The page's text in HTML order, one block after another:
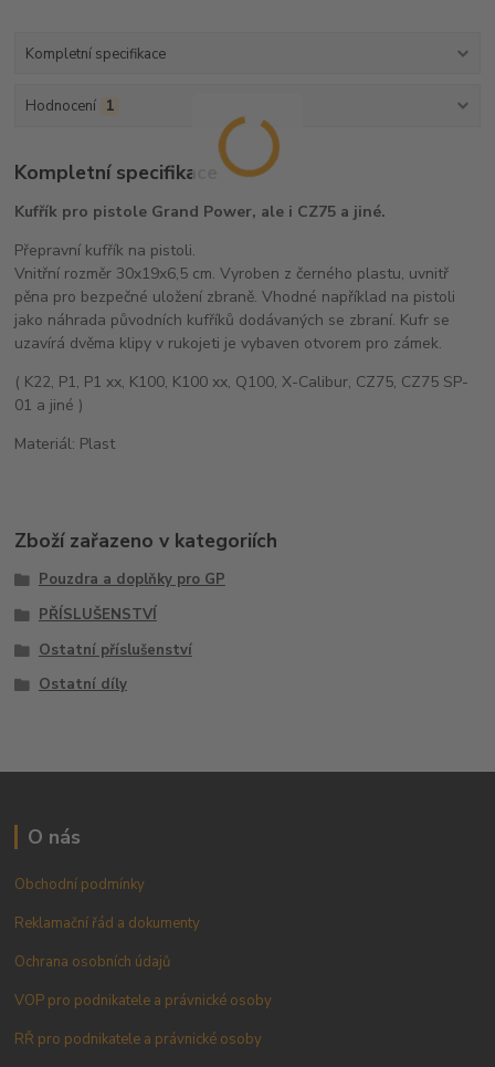
Kompletní specifikace
Hodnocení 1
Kompletní specifikace
Kufřík pro pistole Grand Power, ale i CZ75 a jiné.
Přepravní kufřík na pistoli.
Vnitřní rozměr 30x19x6,5 cm. Vyroben z černého plastu, uvnitř
pěna pro bezpečné uložení zbraně. Vhodné například na pistoli
jako náhrada původních kufříků dodávaných se zbraní. Kufr se
uzavírá dvěma klipy v rukojeti je vybaven otvorem pro zámek.
( K22, P1, P1 xx, K100, K100 xx, Q100, X-Calibur, CZ75, CZ75 SP-
01 a jiné )
Materiál: Plast
Zboží zařazeno v kategoriích
Pouzdra a doplňky pro GP
PŘÍSLUŠENSTVÍ
Ostatní příslušenství
Ostatní díly
O nás
Obchodní podmínky
Reklamační řád a dokumenty
Ochrana osobních údajů
VOP pro podnikatele a právnické osoby
RŘ pro podnikatele a právnické osoby